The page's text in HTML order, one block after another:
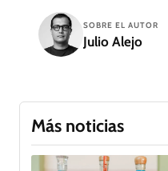
SOBRE EL AUTOR
Julio Alejo
Más noticias